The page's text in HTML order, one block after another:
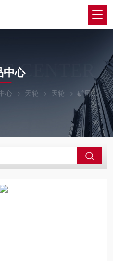
CENTER
中心
心 天轮 天轮 矿用引导钢丝绳转向天轮 提升机天轮